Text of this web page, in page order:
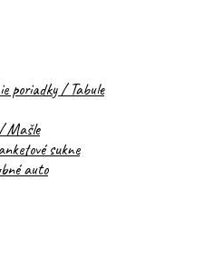
poriadky / Tabule
Mašle
sukne
auto